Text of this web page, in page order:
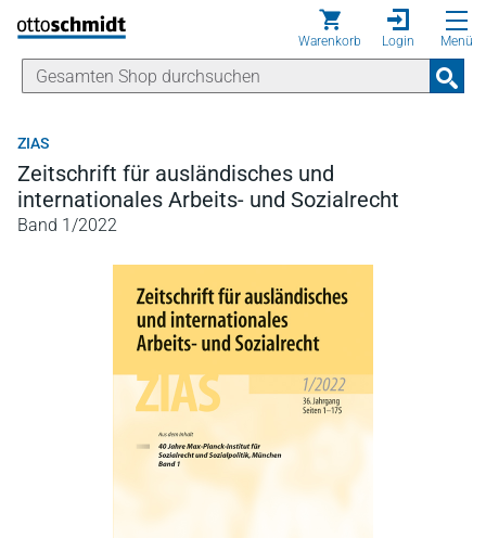
Direkt zum Inhalt
Warenkorb Login Menü
ZIAS
Zeitschrift für ausländisches und
internationales Arbeits- und Sozialrecht
Band 1/2022